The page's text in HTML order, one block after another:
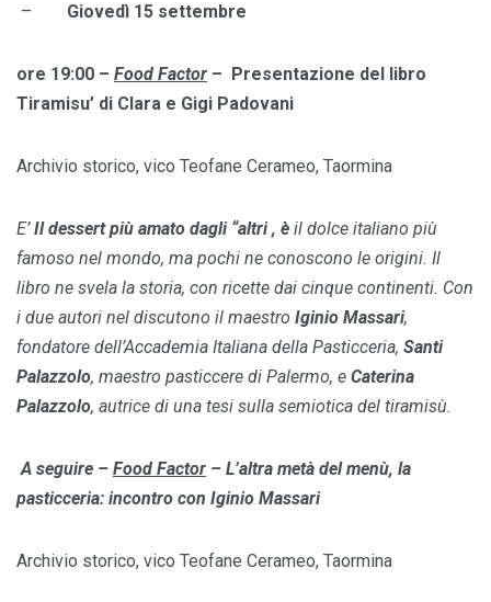
– Giovedì 15 settembre
ore 19:00 – Food Factor – Presentazione del libro
Tiramisu’ di Clara e Gigi Padovani
Archivio storico, vico Teofane Cerameo, Taormina
E’Il dessert più amato dagli “altri , è il dolce italiano più
famoso nel mondo, ma pochi ne conoscono le origini. Il
libro ne svela la storia, con ricette dai cinque continenti. Con
i due autori nel discutono il maestro Iginio Massari,
fondatore dell’Accademia Italiana della Pasticceria, Santi
Palazzolo, maestro pasticcere di Palermo, e Caterina
Palazzolo, autrice di una tesi sulla semiotica del tiramisù.
A seguire – Food Factor – L’altra metà del menù, la
pasticceria: incontro con Iginio Massari
Archivio storico, vico Teofane Cerameo, Taormina